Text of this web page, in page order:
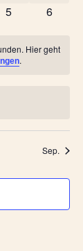
0
5 0
6
Hier geht
.
Sep.